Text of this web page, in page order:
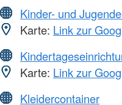
Kinder- und
Karte: Link zur
Karte: Link zur
Kleidercontainer